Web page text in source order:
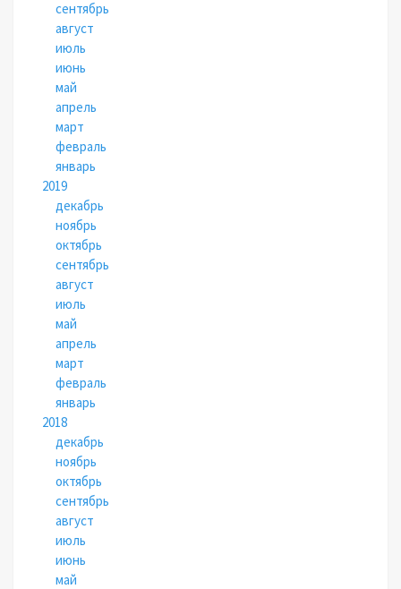
сентябрь
август
июль
июнь
май
апрель
март
февраль
январь
2019
декабрь
ноябрь
октябрь
сентябрь
август
июль
май
апрель
март
февраль
январь
2018
декабрь
ноябрь
октябрь
сентябрь
август
июль
июнь
май